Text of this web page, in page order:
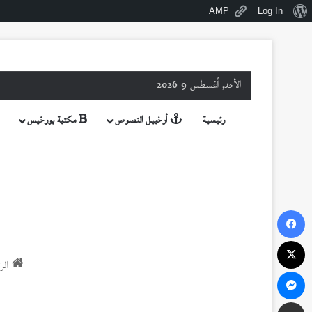
نبذةLog In
AMP
الأحد, أغسطس 9 2026
رئيسية أرخبيل النصوص مكتبة بورخيس